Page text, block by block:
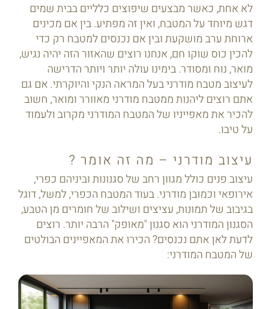
לא אחת, כאשר מבצעים שיפוצים כלליים בבית שמים
דגש מיוחד על המטבח, ואין זה מפתיע. בין אם מכינים
ארוחת ערב מושקעת ובין אם נכנסים למטבח רק כדי
להכין כוס שוקו חם, אנחנו רוצים שהאזור הזה יהיה נגיש,
מואר, נוח ומסודר. בימינו עולה יותר ויותר הדרישה
לעיצוב מטבח מודרני בעל המראה הנקי והיוקרתי. אם גם
אתם רוצים ליהנות ממטבח מודרני מאוורר ומואר, חשוב
להכיר את מאפייניו של המטבח המודרני מקרוב ולעמוד
על טיבו.
עיצוב מודרני – מה זה אומר ?
עיצוב פנים כולל מגוון רחב של סגנונות וביניהם כפרי,
אירופאי וכמובן מודרני. בעוד המטבח הכפרי, למשל, דוגל
בגיבוב של תמונות, עציצים ושילוב של חומרים מן הטבע,
הסגנון המודרני הוא סגנון "מאופק" הרבה יותר. רוצים
לדעת לאן אתם נכנסים? הכירו את המאפיינים הבולטים
של המטבח המודרני: